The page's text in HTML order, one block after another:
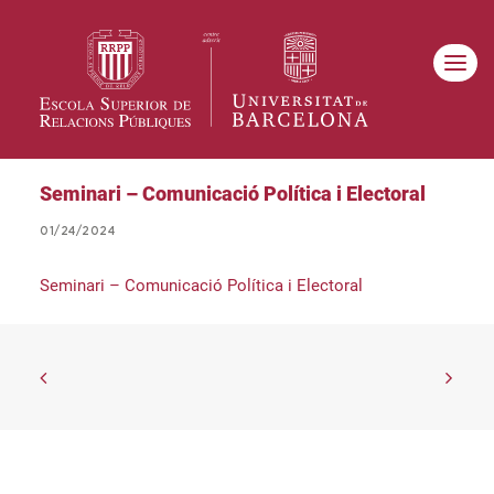
Seminari – Comunicació Política i Electoral
01/24/2024
Seminari – Comunicació Política i Electoral